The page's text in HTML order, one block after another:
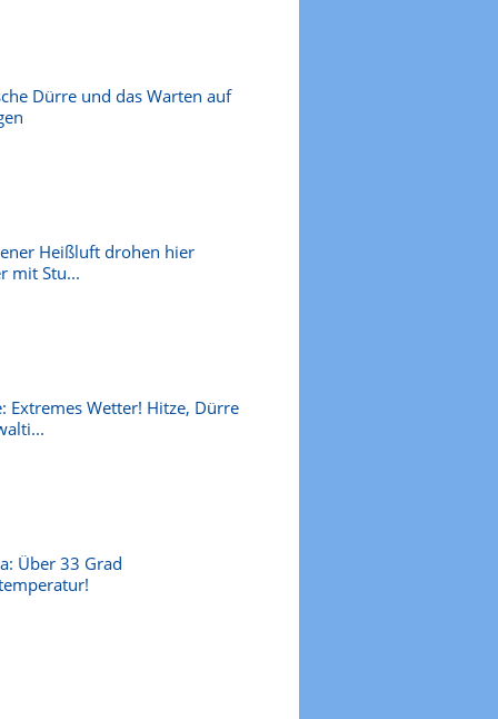
Dürre und das Warten auf
Heißluft drohen hier
mit Stu...
Extremes Wetter! Hitze, Dürre
Über 33 Grad